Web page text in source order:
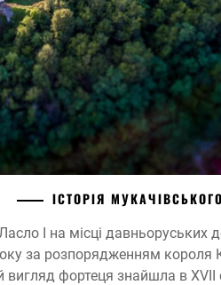
ІСТОРІЯ
I на місці давньоруських
за розпорядженням короля
фортеця знайшла в XVII